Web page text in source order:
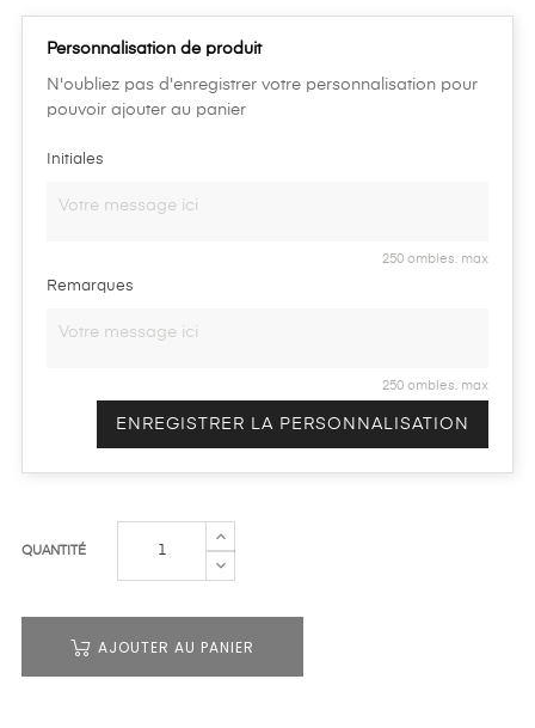
Personnalisation de produit
N'oubliez pas d'enregistrer votre personnalisation pour
pouvoir ajouter au panier
Initiales
250 ombles. max
Remarques
250 ombles. max
ENREGISTRER LA PERSONNALISATION
QUANTITÉ
AJOUTER AU PANIER